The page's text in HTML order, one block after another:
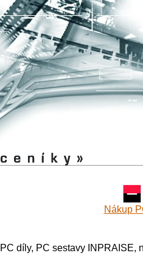
Nákup
PC díly, PC sestavy INPRAISE,